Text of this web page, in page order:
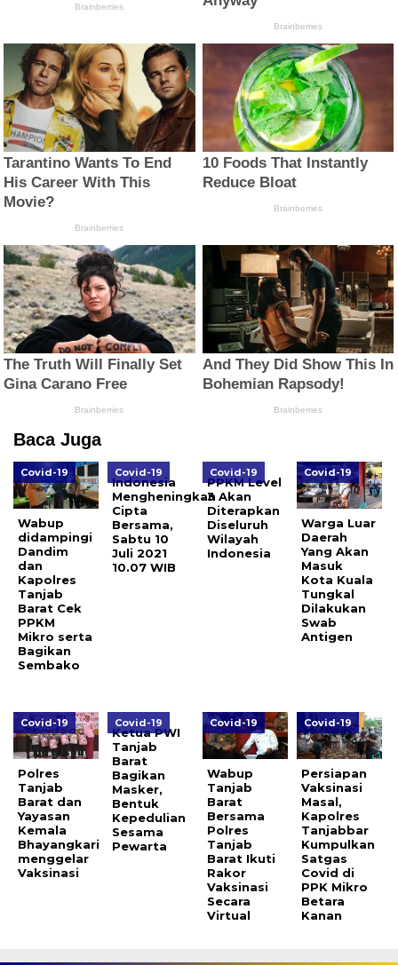
Baca Juga
Covid-19
Wabup
didampingi
Dandim
dan
Kapolres
Tanjab
Barat Cek
PPKM
Mikro serta
Bagikan
Sembako
Covid-19
Indonesia
Mengheningkan
Cipta
Bersama,
Sabtu 10
Juli 2021
10.07 WIB
Covid-19
PPKM Level
3 Akan
Diterapkan
Diseluruh
Wilayah
Indonesia
Covid-19
Warga Luar
Daerah
Yang Akan
Masuk
Kota Kuala
Tungkal
Dilakukan
Swab
Antigen
Covid-19
Polres
Tanjab
Barat dan
Yayasan
Kemala
Bhayangkari
menggelar
Vaksinasi
Covid-19
Ketua PWI
Tanjab
Barat
Bagikan
Masker,
Bentuk
Kepedulian
Sesama
Pewarta
Covid-19
Wabup
Tanjab
Barat
Bersama
Polres
Tanjab
Barat Ikuti
Rakor
Vaksinasi
Secara
Virtual
Covid-19
Persiapan
Vaksinasi
Masal,
Kapolres
Tanjabbar
Kumpulkan
Satgas
Covid di
PPK Mikro
Betara
Kanan